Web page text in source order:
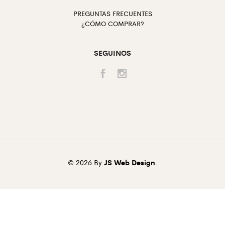
PREGUNTAS FRECUENTES
¿CÓMO COMPRAR?
SEGUINOS
© 2026 By JS Web Design